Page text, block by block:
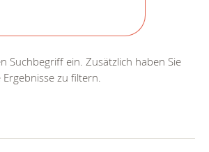
Suchbegriff ein. Zusätzlich haben Sie
zu filtern.